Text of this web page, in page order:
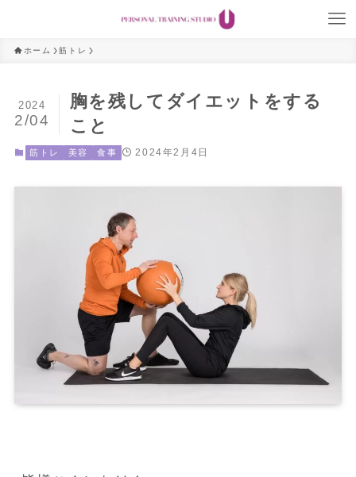
ホーム 筋トレ
胸を残してダイエットをする
こと
2024
2/04
筋トレ 美容 食事 2024年2月4日